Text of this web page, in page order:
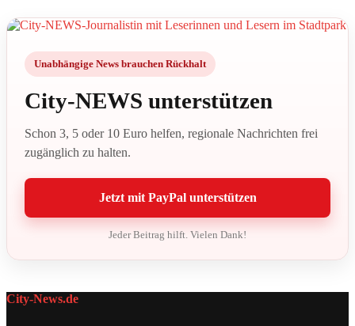
Unabhängige News brauchen Rückhalt
City-NEWS unterstützen
Schon 3, 5 oder 10 Euro helfen, regionale Nachrichten frei
zugänglich zu halten.
Jetzt mit PayPal unterstützen
Jeder Beitrag hilft. Vielen Dank!
City-News.de